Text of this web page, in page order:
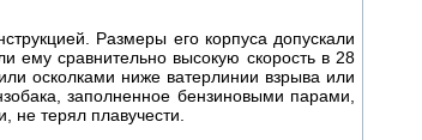
Размеры его корпуса допускали
ему сравнительно высокую скорость в 28
осколками ниже ватерлинии взрыва или
заполненное бензиновыми парами,
не терял плавучести.